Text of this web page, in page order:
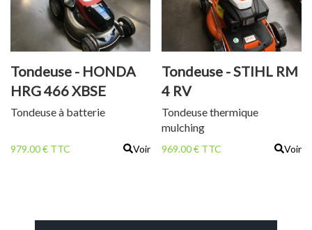
Tondeuse - HONDA
HRG 466 XBSE
Tondeuse à batterie
979.00 € TTC Voir
Tondeuse - STIHL RM
4 RV
Tondeuse thermique
mulching
969.00 € TTC Voir